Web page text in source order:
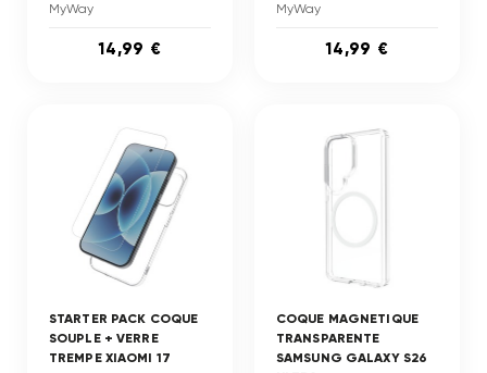
MyWay
14,99 €
MyWay
14,99 €
STARTER PACK COQUE
SOUPLE + VERRE
TREMPE XIAOMI 17
COQUE MAGNETIQUE
TRANSPARENTE
SAMSUNG GALAXY S26